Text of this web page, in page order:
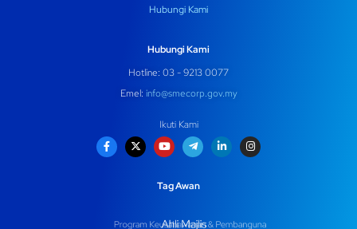
Hubungi Kami
Hubungi Kami
Hotline: 03 - 9213 0077
Emel: info@smecorp.gov.my
Ikuti Kami
Tag Awan